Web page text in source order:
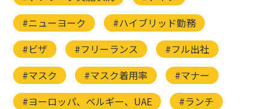
#ニューヨーク
#ハイブリッド勤務
#ビザ
#フリーランス
#フル出社
#マスク
#マスク着用率
#マナー
#ヨーロッパ、ベルギー、UAE
#ランチ